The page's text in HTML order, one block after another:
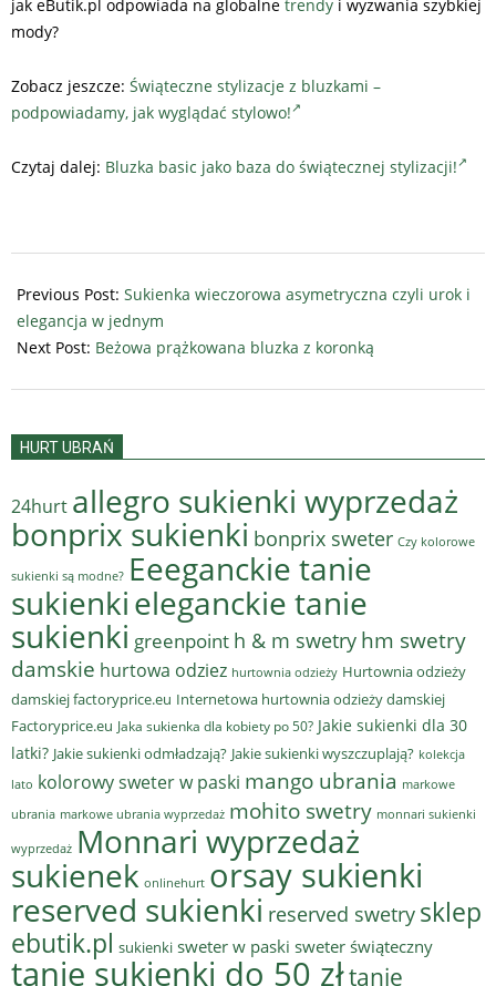
jak eButik.pl odpowiada na globalne trendy i wyzwania szybkiej
mody?
Zobacz jeszcze: Świąteczne stylizacje z bluzkami –
podpowiadamy, jak wyglądać stylowo!
Czytaj dalej: Bluzka basic jako baza do świątecznej stylizacji!
10-
01
Previous Post: Sukienka wieczorowa asymetryczna czyli urok i
elegancja w jednym
Next Post: Beżowa prążkowana bluzka z koronką
HURT UBRAŃ
24hurt allegro sukienki wyprzedaż
bonprix sukienki bonprix sweter Czy kolorowe
sukienki są modne? Eeeganckie tanie
sukienkieleganckie tanie
sukienki greenpoint h & m swetry hm swetry
damskie hurtowa odziez hurtownia odzieży Hurtownia odzieży
damskiej factoryprice.eu Internetowa hurtownia odzieży damskiej
Factoryprice.eu Jaka sukienka dla kobiety po 50? Jakie sukienki dla 30
latki? Jakie sukienki odmładzają? Jakie sukienki wyszczuplają? kolekcja
lato kolorowy sweter w paski mango ubrania markowe
ubrania markowe ubrania wyprzedaż mohito swetry monnari sukienki
wyprzedaż Monnari wyprzedaż
sukienek onlinehurt orsay sukienki
reserved sukienki reserved swetry sklep
ebutik.pl sukienki sweter w paski sweter świąteczny
tanie sukienki do 50 złtanie